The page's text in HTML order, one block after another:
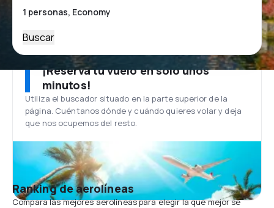
Buscar
¡Reserva tu vuelo en solo unos
minutos!
Utiliza el buscador situado en la parte superior de la
página. Cuéntanos dónde y cuándo quieres volar y deja
que nos ocupemos del resto.
Ranking de aerolíneas
Compara las mejores aerolíneas para elegir la que mejor se